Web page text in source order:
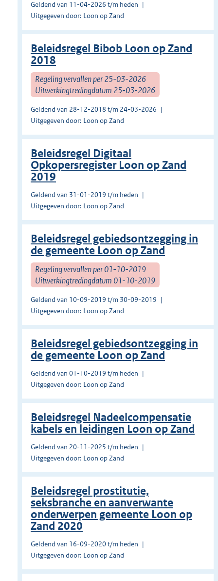
Geldend van 11-04-2026 t/m heden
Uitgegeven door: Loon op Zand
Beleidsregel Bibob Loon op Zand
2018
Regeling vervallen per 25-03-2026
Uitwerkingtredingdatum 25-03-2026
Geldend van 28-12-2018 t/m 24-03-2026
Uitgegeven door: Loon op Zand
Beleidsregel Digitaal
Opkopersregister Loon op Zand
2019
Geldend van 31-01-2019 t/m heden
Uitgegeven door: Loon op Zand
Beleidsregel gebiedsontzegging in
de gemeente Loon op Zand
Regeling vervallen per 01-10-2019
Uitwerkingtredingdatum 01-10-2019
Geldend van 10-09-2019 t/m 30-09-2019
Uitgegeven door: Loon op Zand
Beleidsregel gebiedsontzegging in
de gemeente Loon op Zand
Geldend van 01-10-2019 t/m heden
Uitgegeven door: Loon op Zand
Beleidsregel Nadeelcompensatie
kabels en leidingen Loon op Zand
Geldend van 20-11-2025 t/m heden
Uitgegeven door: Loon op Zand
Beleidsregel prostitutie,
seksbranche en aanverwante
onderwerpen gemeente Loon op
Zand 2020
Geldend van 16-09-2020 t/m heden
Uitgegeven door: Loon op Zand